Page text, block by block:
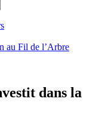
au Fil de l’Arbre
dans la